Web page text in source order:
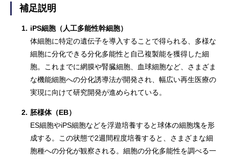
補足説明
1. iPS細胞（人工多能性幹細胞）
体細胞に特定の遺伝子を導入することで得られる、多様な
細胞に分化できる分化多能性と自己複製能を獲得した細
胞。これまでに網膜や腎臓細胞、血球細胞など、さまざま
な機能細胞への分化誘導法が開発され、幅広い再生医療の
実現に向けて研究開発が進められている。
2. 胚様体（EB）
ES細胞やiPS細胞などを浮遊培養すると球体の細胞塊を形
成する。この状態で2週間程度培養すると、さまざまな細
胞種への分化が観察される。細胞の分化多能性を調べる一